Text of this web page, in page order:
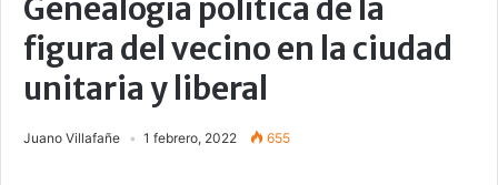
Genealogía política de la
figura del vecino en la ciudad
unitaria y liberal
Juano Villafañe 1 febrero, 2022 655